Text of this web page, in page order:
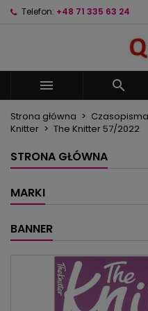
Telefon: +48 71 335 63 24
 
Strona główna Czasopisma
Knitter
The Knitter 57/2022
STRONA GŁÓWNA
MARKI
BANNER
Nazwa listy życzeń
Anuluj
Musisz być zalogowany
swojej liście życzeń.